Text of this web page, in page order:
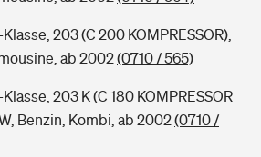
203 (C 200 KOMPRESSOR),
ab 2002(0710 / 565)
203 K (C 180 KOMPRESSOR
Benzin, Kombi, ab 2002(0710 /